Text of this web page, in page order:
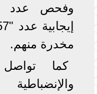
مخدرة منهم.
كما تواصل